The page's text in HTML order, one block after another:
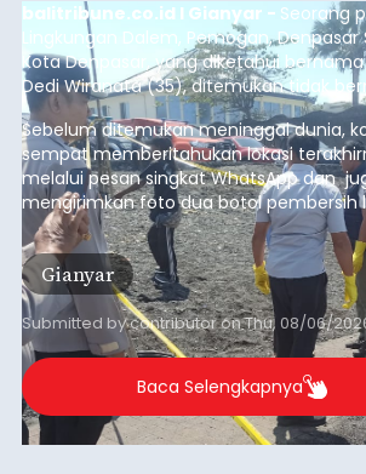
balitribune.co.id I Gianyar - Seorang
Lingkungan Dalem, Pemogan, Denpasar
Kota Denpasar, yang diketahui bernama
Dedi Wiranata (35), ditemukan tidak
pesisir Pantai Purnama, Sukawati.
Sebelum ditemukan meninggal dunia,
sempat memberitahukan lokasi
melalui pesan singkat WhatsApp dan
mengirimkan foto dua botol pembersih
istrinya.
Gianyar
Submitted bycontributoronThu, 08/06/
Baca Selengkapnya